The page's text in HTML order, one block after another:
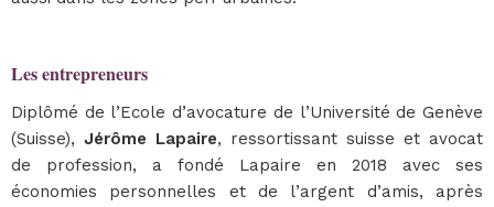
Les entrepreneurs
Diplômé de l’Ecole d’avocature de l’Université de Genève
(Suisse), Jérôme Lapaire, ressortissant suisse et avocat
de profession, a fondé Lapaire en 2018 avec ses
économies personnelles et de l’argent d’amis, après